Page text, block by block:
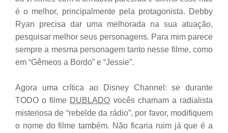
é o melhor, principalmente pela protagonista. Debby
Ryan precisa dar uma melhorada na sua atuação,
pesquisar melhor seus personagens. Para mim parece
sempre a mesma personagem tanto nesse filme, como
em “Gêmeos a Bordo” e “Jessie”.
Agora uma crítica ao Disney Channel: se durante
TODO o filme DUBLADO vocês chamam a radialista
misteriosa de “rebelde da rádio”, por favor, modifiquem
o nome do filme também. Não ficaria ruim já que é a